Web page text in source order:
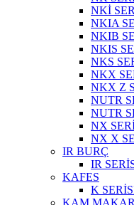
NKİ
NKIA
NKIB
NKIS
NKS
NKX
NKX Z
NUTR
NUTR
NX
NX X
IR BURÇ
IR
KAFES
K
KAM